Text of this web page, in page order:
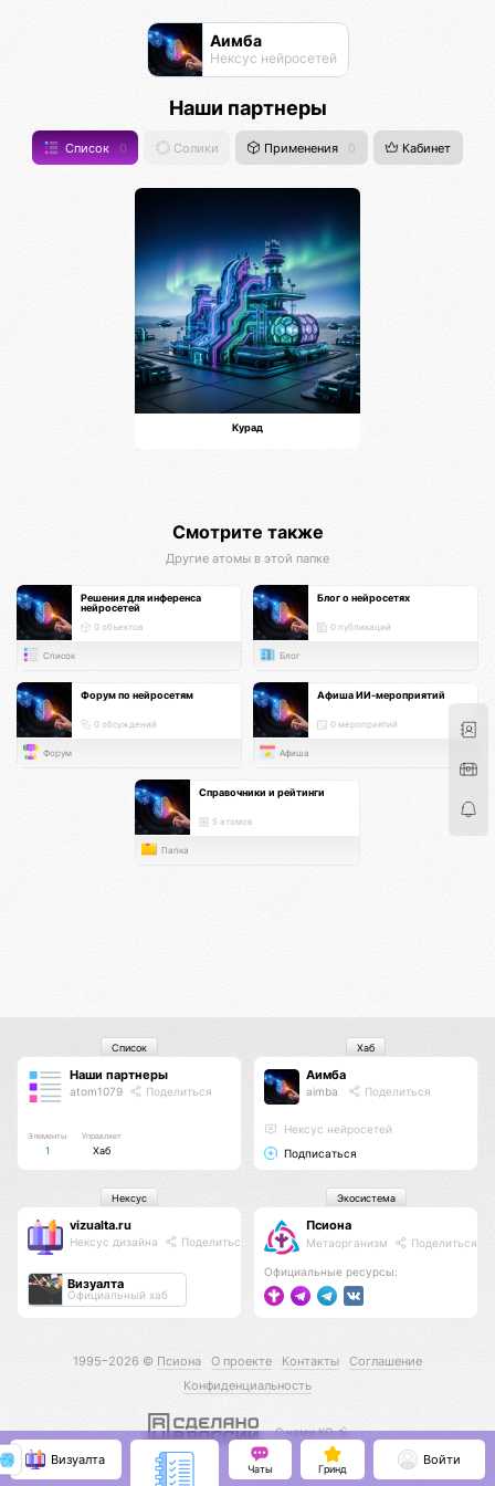
Аимба
Нексус нейросетей
Наши партнеры
Список 0 Солики Применения 0 Кабинет
Курад
Смотрите также
Другие атомы в этой папке
Решения для инференса
нейросетей
0 объектов
Список
Блог о нейросетях
0 публикаций
Блог
Форум по нейросетям
0 обсуждений
Форум
Афиша ИИ-мероприятий
0 мероприятий
Афиша
Справочники и рейтинги
5 атомов
Папка
Наши партнеры
atom1079 Поделиться
Элементы
1
Управляет
Хаб
Список
Аимба
aimba Поделиться
Нексус нейросетей
Подписаться
Хаб
vizualta.ru
Нексус дизайна Поделиться
Визуалта
Официальный хаб
Нексус
Псиона
Метаорганизм Поделиться
Официальные ресурсы:
Экосистема
1995–2026 © Псиона О проекте Контакты
Соглашение
Конфиденциальность
С нами КО 🕉️
Визуалта
Чаты Гринд
Войти